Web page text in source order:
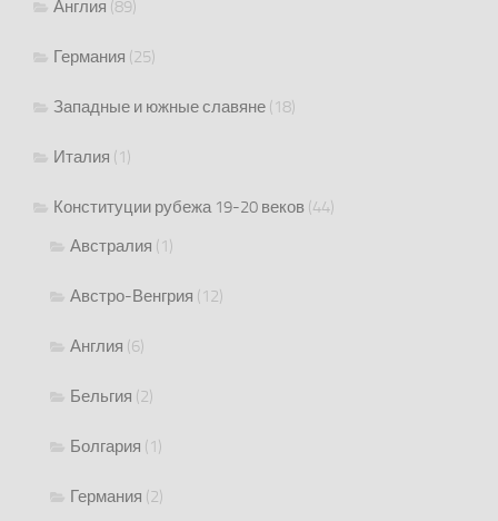
Англия (89)
Германия (25)
Западные и южные славяне (18)
Италия (1)
Конституции рубежа 19-20 веков (44)
Австралия (1)
Австро-Венгрия (12)
Англия (6)
Бельгия (2)
Болгария (1)
Германия (2)